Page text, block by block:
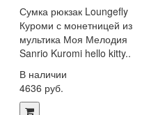
Сумка рюкзак Loungefly
Куроми с монетницей из
мультика Моя Мелодия
Sanrio Kuromi hello kitty..
В наличии
4636 руб.